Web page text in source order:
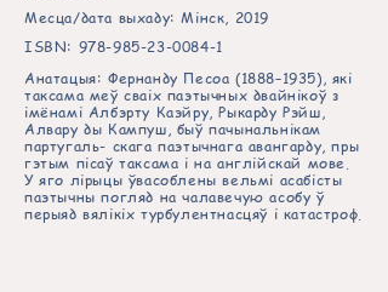
Месца/дата выхаду: Мінск, 2019
ISBN: 978-985-23-0084-1
Анатацыя: Фернанду Песоа (1888–1935), які
таксама меў сваіх паэтычных двайнікоў з
імёнамі Албэрту Каэйру, Рыкарду Рэйш,
Алвару ды Кампуш, быў пачынальнікам
партугаль- скага паэтычнага авангарду, пры
гэтым пісаў таксама і на англійскай мове.
У яго лірыцы ўвасоблены вельмі асабісты
паэтычны погляд на чалавечую асобу ў
перыяд вялікіх турбулентнасцяў і катастроф.